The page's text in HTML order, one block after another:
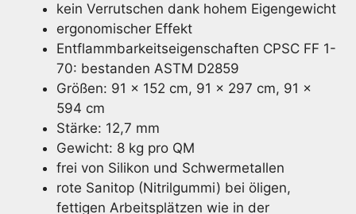
kein Verrutschen dank hohem Eigengewicht
ergonomischer Effekt
Entflammbarkeitseigenschaften CPSC FF 1-
70: bestanden ASTM D2859
Größen: 91 x 152 cm, 91 x 297 cm, 91 x
594 cm
Stärke: 12,7 mm
Gewicht: 8 kg pro QM
frei von Silikon und Schwermetallen
rote Sanitop (Nitrilgummi) bei öligen,
fettigen Arbeitsplätzen wie in der